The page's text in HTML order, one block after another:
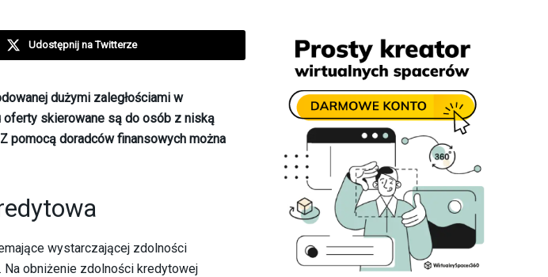
Udostępnij na Twitterze
dużymi zaległościami w
oferty skierowane są do osób z niską
pomocą doradców finansowych można
wystarczającej zdolności
obniżenie zdolności kredytowej